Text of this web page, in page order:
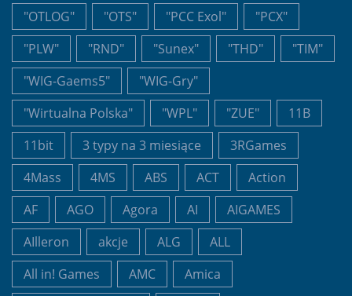
"OTLOG"
"OTS" "PCC Exol"
"PCX"
"PLW"
"RND" "Sunex" "THD"
"TIM"
"WIG-Gaems5"
"WIG-Gry"
"Wirtualna Polska"
"WPL" "ZUE"
11B
11bit
3 typy na 3 miesiące
3RGames
4Mass
4MS ABS ACT
Action
AF
AGO Agora AI
AIGAMES
AIlleron
akcje ALG
ALL
All in! Games
AMC
Amica